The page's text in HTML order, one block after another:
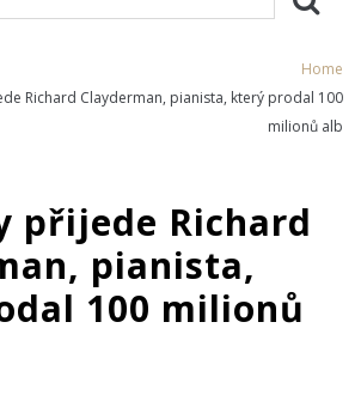
Home
Richard Clayderman, pianista, který prodal 100
milionů alb
přijede Richard
pianista,
100 milionů